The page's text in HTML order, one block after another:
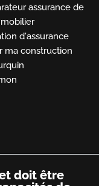
assurance de
d'assurance
ma construction
doit être